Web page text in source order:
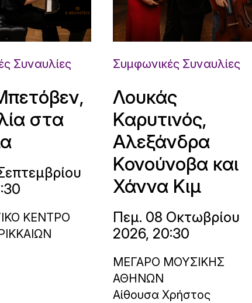
Συναυλίες
στα
ΚΕΝΤΡΟ
Συμφωνικές Συναυλίες
Λουκάς
Καρυτινός,
Αλεξάνδρα
Κονούνοβα και
Χάννα Κιμ
Πεμ. 08 Οκτωβρίου
2026, 20:30
ΜΕΓΑΡΟ ΜΟΥΣΙΚΗΣ
ΑΘΗΝΩΝ
Αίθουσα Χρήστος